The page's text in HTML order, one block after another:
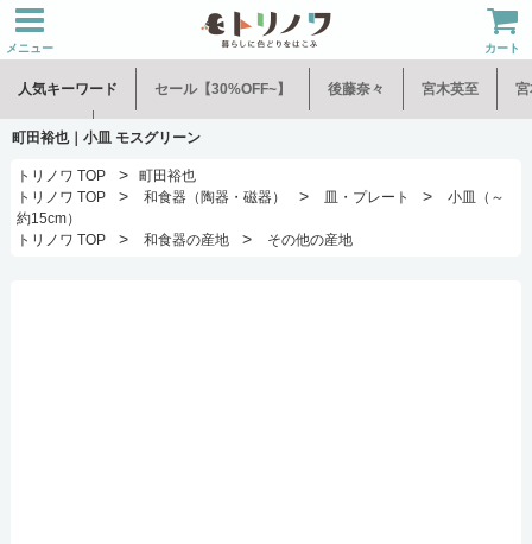
メニュー カート
人気キーワード セール【30%OFF~】 後藤奈々 宮木英至 宮
水谷和音 児玉修治
町田裕也｜小皿 モスグリーン
トリノワ TOP >
町田裕也
トリノワ TOP
> 和食器（陶器・磁器） > 皿・プレート >
小皿（～
約15cm）
トリノワ TOP
> 和食器の産地 > その他の産地